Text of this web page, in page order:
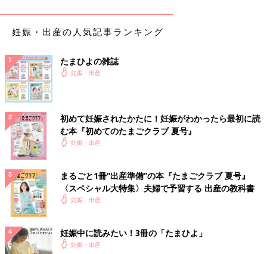
妊娠・出産の人気記事ランキング
たまひよの雑誌
妊娠・出産
初めて妊娠されたかたに！妊娠がわかったら最初に読
む本『初めてのたまごクラブ 夏号』
妊娠・出産
まるごと1冊“出産準備”の本『たまごクラブ 夏号』
〈スペシャル大特集〉夫婦で予習する 出産の教科書
妊娠・出産
妊娠中に読みたい！3冊の「たまひよ」
妊娠・出産